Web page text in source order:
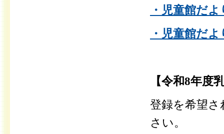
・児童館だ
・児童館だ
【令和8年度
登録を希望
さい。